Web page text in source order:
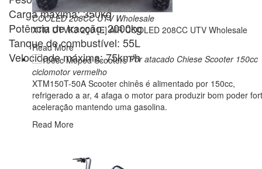
Carga máxima: 350kg
Potência de tracção: 2000kg
Tanque de combustível: 55L
Velocidade máxima: 75km/h
COOLED 208CC UTV Wholesale
XTM UTVK3 200 [E] AIR COOLED 208CC UTV Wholesale
Read More
Por atacado Chiese Scooter 150cc
ciclomotor vermelho
XTM150T-50A Scooter chinês é alimentado por 150cc,
refrigerado a ar, 4 afaga o motor para produzir bom poder
aceleração mantendo uma gasolina.
Read More